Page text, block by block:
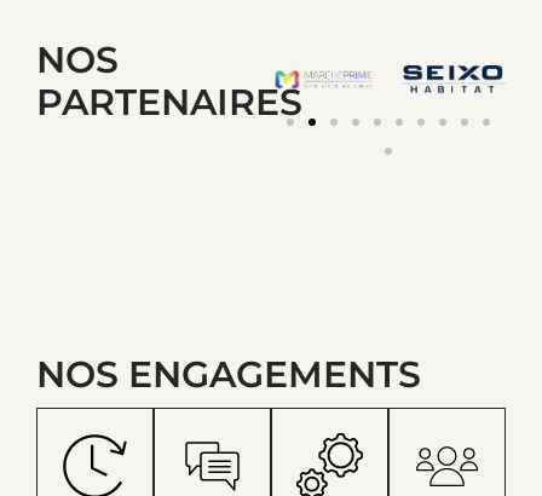
NOS
PARTENAIRES
NOS ENGAGEMENTS